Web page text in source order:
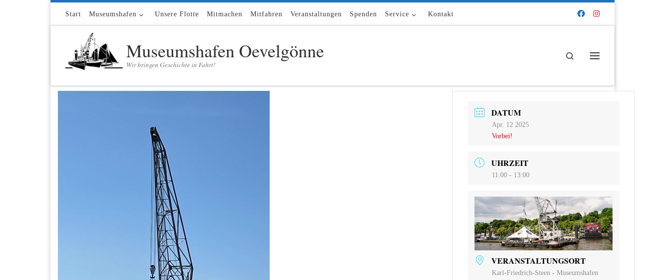
Zum Inhalt springen
Start Museumshafen Unsere Flotte Mitmachen Mitfahren Veranstaltungen Spenden Service Kontakt
Museumshafen Oevelgönne
Wir bringen Geschichte in Fahrt!
Search
DATUM
Apr. 12 2025
Vorbei!
UHRZEIT
11:00 - 13:00
VERANSTALTUNGSORT
Karl-Friedrich-Steen - Museumshafen